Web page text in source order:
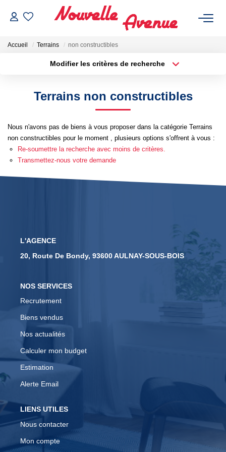
ACHETER
LOUER
ESTIMATION
CONTACT
Accueil Terrains non constructibles
Modifier les critères de recherche
Plus de critères Créer une alerte
Terrains non constructibles
Nous n'avons pas de biens à vous proposer dans la catégorie Terrains
non constructibles pour le moment , plusieurs options s'offrent à vous :
Re-soumettre la recherche avec moins de critères.
Transmettez-nous votre demande
L'AGENCE
20, Route De Bondy, 93600 AULNAY-SOUS-BOIS
NOS SERVICES
Recrutement
Biens vendus
Nos actualités
Calculer mon budget
Estimation
Alerte Email
LIENS UTILES
Nous contacter
Mon compte